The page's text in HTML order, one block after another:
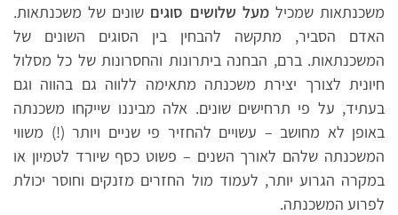
משכנתאות שמכילמעל שלושים סוגים שונים של משכנתאות.
האדם הסביר, מתקשה להבחין בין הסוגים השונים של
המשכנתאות. ברם, הבחנה ביתרונות והחסרונות של כל מסלול
חיונית לצורך יצירת משכנתה מתאימה ללווה גם בהווה וגם
בעתיד, על פי תרחישים שונים. אלה מביננו שייקחו משכנתה
באופן לא מחושב – עשויים להחזיר פי שניים ויותר (!) משווי
המשכנתה שלהם לאורך השנים – פשוט כסף שיורד לטמיון או
במקרה הגרוע יותר, לעמוד מול החזרים מזנקים וחוסר יכולת
לפרוע המשכנתה.